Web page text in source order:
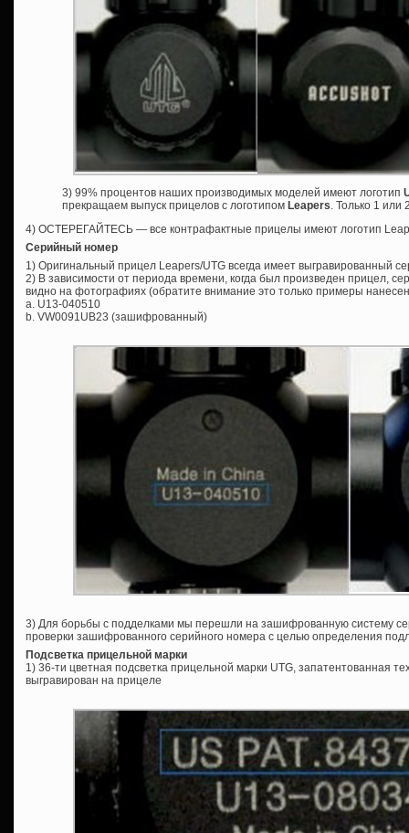
3) 99% процентов наших производимых моделей имеют логотип
прекращаем выпуск прицелов с логотипом Leapers. Только 1 или
4) ОСТЕРЕГАЙТЕСЬ — все контрафактные прицелы имеют логотип
Серийный номер
1) Оригинальный прицел Leapers/UTG всегда имеет выгравированный
2) В зависимости от периода времени, когда был произведен прицел,
видно на фотографиях (обратите внимание это только примеры
a. U13-040510
b. VW0091UB23 (зашифрованный)
3) Для борьбы с подделками мы перешли на зашифрованную систему
проверки зашифрованного серийного номера с целью определения
Подсветка прицельной марки
1) 36-ти цветная подсветка прицельной марки UTG, запатентованная
выгравирован на прицеле